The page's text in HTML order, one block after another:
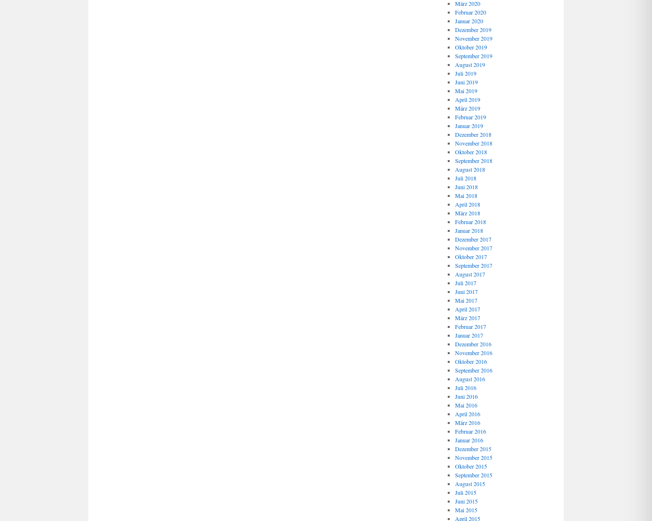
März 2020
Februar 2020
Januar 2020
Dezember 2019
November 2019
Oktober 2019
September 2019
August 2019
Juli 2019
Juni 2019
Mai 2019
April 2019
März 2019
Februar 2019
Januar 2019
Dezember 2018
November 2018
Oktober 2018
September 2018
August 2018
Juli 2018
Juni 2018
Mai 2018
April 2018
März 2018
Februar 2018
Januar 2018
Dezember 2017
November 2017
Oktober 2017
September 2017
August 2017
Juli 2017
Juni 2017
Mai 2017
April 2017
März 2017
Februar 2017
Januar 2017
Dezember 2016
November 2016
Oktober 2016
September 2016
August 2016
Juli 2016
Juni 2016
Mai 2016
April 2016
März 2016
Februar 2016
Januar 2016
Dezember 2015
November 2015
Oktober 2015
September 2015
August 2015
Juli 2015
Juni 2015
Mai 2015
April 2015